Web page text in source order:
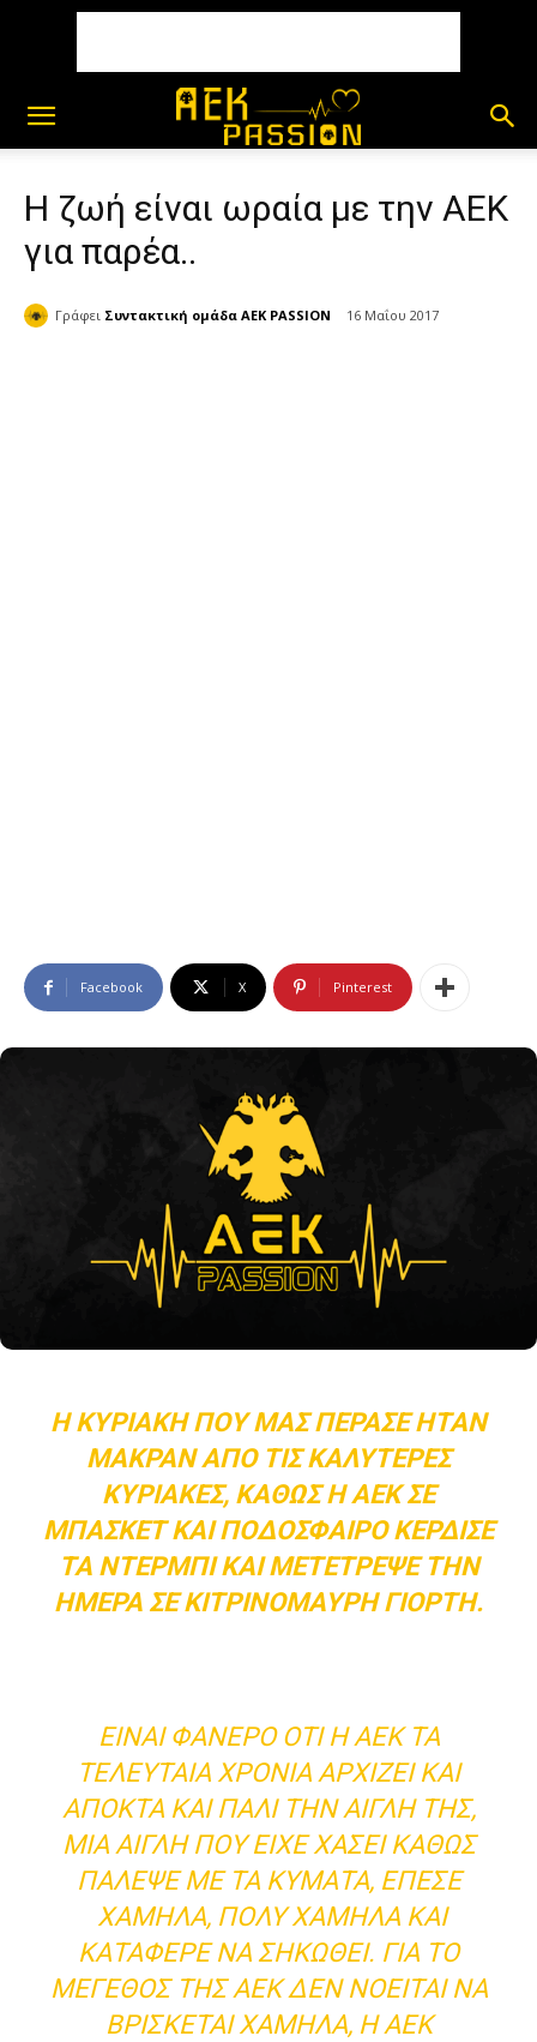
Η ζωή είναι ωραία με την ΑΕΚ
για παρέα..
Γράφει Συντακτική ομάδα AEK PASSION 16 Μαΐου 2017
Facebook X Pinterest
Η ΚΥΡΙΑΚΉ ΠΟΥ ΜΑΣ ΠΈΡΑΣΕ ΉΤΑΝ
ΜΑΚΡΆΝ ΑΠΌ ΤΙΣ ΚΑΛΎΤΕΡΕΣ
ΚΥΡΙΑΚΈΣ, ΚΑΘΏΣ Η ΑΕΚ ΣΕ
ΜΠΆΣΚΕΤ ΚΑΙ ΠΟΔΌΣΦΑΙΡΟ ΚΈΡΔΙΣΕ
ΤΑ ΝΤΈΡΜΠΙ ΚΑΙ ΜΕΤΈΤΡΕΨΕ ΤΗΝ
ΗΜΈΡΑ ΣΕ ΚΙΤΡΙΝΌΜΑΥΡΗ ΓΙΟΡΤΉ.
ΕΊΝΑΙ ΦΑΝΕΡΌ ΌΤΙ Η ΑΕΚ ΤΑ
ΤΕΛΕΥΤΑΊΑ ΧΡΌΝΙΑ ΑΡΧΊΖΕΙ ΚΑΙ
ΑΠΟΚΤΆ ΚΑΙ ΠΆΛΙ ΤΗΝ ΑΊΓΛΗ ΤΗΣ,
ΜΙΑ ΑΊΓΛΗ ΠΟΥ ΕΊΧΕ ΧΆΣΕΙ ΚΑΘΏΣ
ΠΆΛΕΨΕ ΜΕ ΤΑ ΚΎΜΑΤΑ, ΈΠΕΣΕ
ΧΑΜΗΛΆ, ΠΟΛΎ ΧΑΜΗΛΆ ΚΑΙ
ΚΑΤΆΦΕΡΕ ΝΑ ΣΗΚΩΘΕΊ. ΓΙΑ ΤΟ
ΜΈΓΕΘΟΣ ΤΗΣ ΑΕΚ ΔΕΝ ΝΟΕΊΤΑΙ ΝΑ
ΒΡΊΣΚΕΤΑΙ ΧΑΜΗΛΆ, Η ΑΕΚ